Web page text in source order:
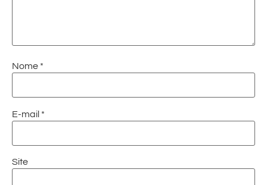
Nome *
E-mail *
Site